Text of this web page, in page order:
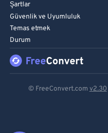
Şartlar
Güvenlik ve Uyumluluk
Temas etmek
Durum
© FreeConvert.com v2.30